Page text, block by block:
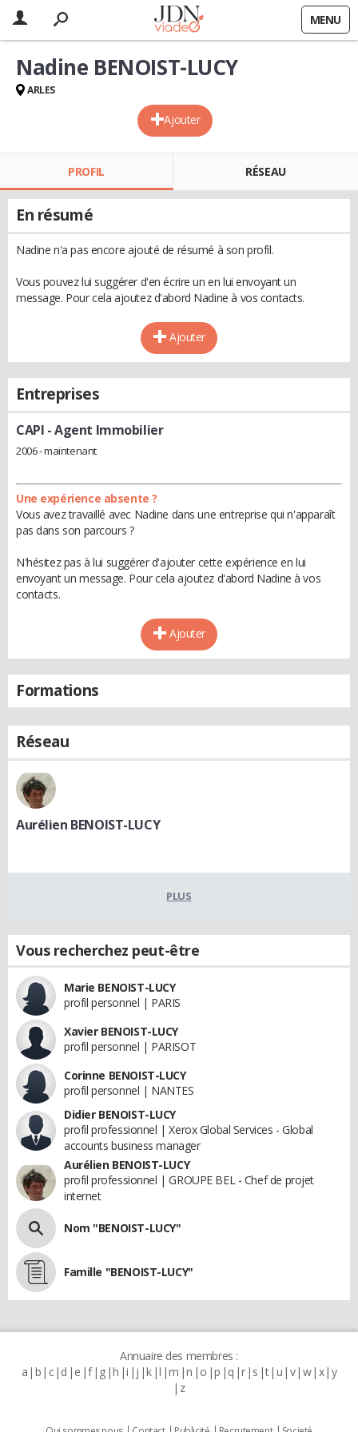
MENU
Ajouter
Nadine BENOIST-LUCY
ARLES
PROFIL RÉSEAU
En résumé
Nadine n'a pas encore ajouté de résumé à son profil.
Vous pouvez lui suggérer d'en écrire un en lui envoyant un
message. Pour cela ajoutez d'abord Nadine à vos contacts.
Ajouter
Entreprises
CAPI - Agent Immobilier
2006 - maintenant
Une expérience absente ?
Vous avez travaillé avec Nadine dans une entreprise qui n'apparaît
pas dans son parcours ?
N'hésitez pas à lui suggérer d'ajouter cette expérience en lui
envoyant un message. Pour cela ajoutez d'abord Nadine à vos
contacts.
Ajouter
Formations
Réseau
Aurélien BENOIST-LUCY
PLUS
Vous recherchez peut-être
Marie BENOIST-LUCY
profil personnel | PARIS
Xavier BENOIST-LUCY
profil personnel | PARISOT
Corinne BENOIST-LUCY
profil personnel | NANTES
Didier BENOIST-LUCY
profil professionnel | Xerox Global Services - Global
accounts business manager
Aurélien BENOIST-LUCY
profil professionnel | GROUPE BEL - Chef de projet
internet
Nom "BENOIST-LUCY"
Famille "BENOIST-LUCY"
Annuaire des membres :
a b c d e f g h i j k l m n o p q r s t u v w x y
z